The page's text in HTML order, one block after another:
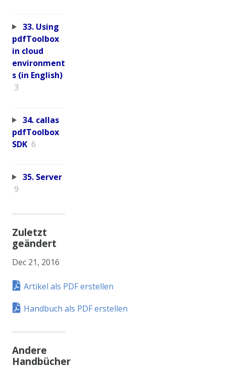
33. Using
pdfToolbox
in cloud
environment
s (in English)
3
34. callas
pdfToolbox
SDK 6
35. Server
9
Zuletzt
geändert
Dec 21, 2016
Artikel als PDF erstellen
Handbuch als PDF erstellen
Andere
Handbücher